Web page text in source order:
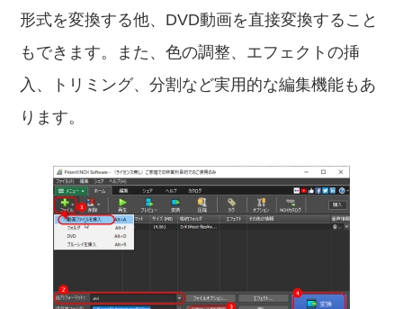
形式を変換する他、DVD動画を直接変換すること
もできます。また、色の調整、エフェクトの挿
入、トリミング、分割など実用的な編集機能もあ
ります。